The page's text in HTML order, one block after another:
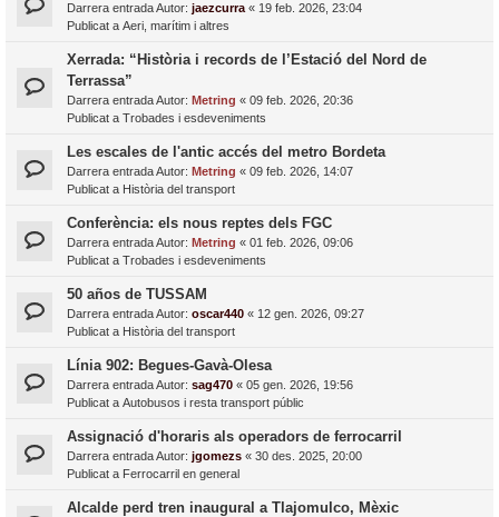
Darrera entrada Autor: jaezcurra « 19 feb. 2026, 23:04
Publicat a Aeri, marítim i altres
Xerrada: “Història i records de l’Estació del Nord de
Terrassa”
Darrera entrada Autor: Metring « 09 feb. 2026, 20:36
Publicat a Trobades i esdeveniments
Les escales de l'antic accés del metro Bordeta
Darrera entrada Autor: Metring « 09 feb. 2026, 14:07
Publicat a Història del transport
Conferència: els nous reptes dels FGC
Darrera entrada Autor: Metring « 01 feb. 2026, 09:06
Publicat a Trobades i esdeveniments
50 años de TUSSAM
Darrera entrada Autor: oscar440 « 12 gen. 2026, 09:27
Publicat a Història del transport
Línia 902: Begues-Gavà-Olesa
Darrera entrada Autor: sag470 « 05 gen. 2026, 19:56
Publicat a Autobusos i resta transport públic
Assignació d'horaris als operadors de ferrocarril
Darrera entrada Autor: jgomezs « 30 des. 2025, 20:00
Publicat a Ferrocarril en general
Alcalde perd tren inaugural a Tlajomulco, Mèxic